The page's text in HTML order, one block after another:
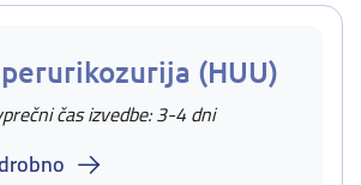
(HUU)
čas izvedbe: 3-4 dni